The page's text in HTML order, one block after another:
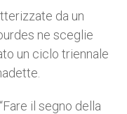
da un
ne sceglie
un ciclo triennale
il segno della